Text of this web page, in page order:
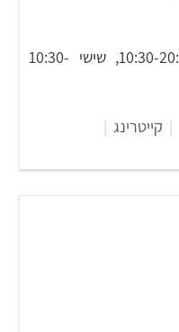
שעות פתיחה: ראשון-חמישי 10:30-20:00, שישי 10:30-
| קייטרינג |